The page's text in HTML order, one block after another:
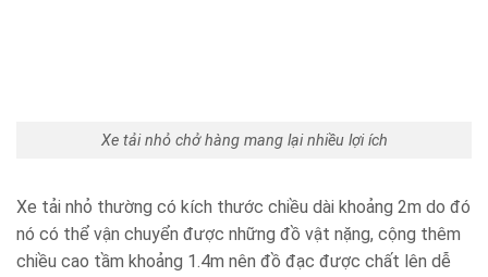
Xe tải nhỏ chở hàng mang lại nhiều lợi ích
Xe tải nhỏ thường có kích thước chiều dài khoảng 2m do đó
nó có thể vận chuyển được những đồ vật nặng, cộng thêm
chiều cao tầm khoảng 1.4m nên đồ đạc được chất lên dễ